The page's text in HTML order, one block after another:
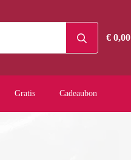
for:€0,00
Gratis Cadeaubon